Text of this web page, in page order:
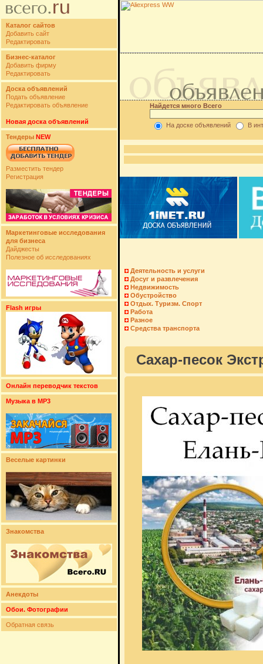
Каталог сайтов
Добавить сайт
Редактировать
Бизнес-каталог
Добавить фирму
Редактировать
Доска объявлений
Подать объявление
Редактировать объявление
Новая доска объявлений
Тендеры NEW
Разместить тендер
Регистрация
Маркетинговые исследования
для бизнеса
Дайджесты
Полезное об исследованиях
Flash игры
Онлайн переводчик текстов
Музыка в MP3
Веселые картинки
Знакомства
Анекдоты
Обои. Фотографии
Обратная связь
Найдется много Всего
На доске объявлений В
Деятельность и услуги
Досуг и развлечения
Недвижимость
Обустройство
Отдых. Туризм. Спорт
Работа
Разное
Средства транспорта
Сахар-песок